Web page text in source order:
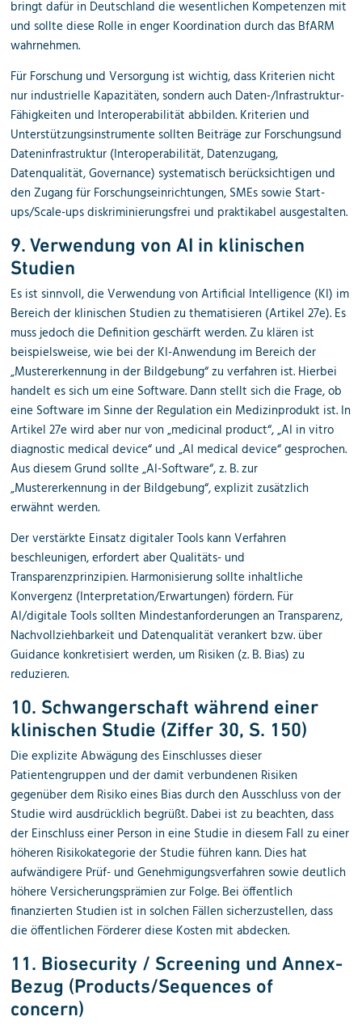
bringt dafür in Deutschland die wesentlichen Kompetenzen mit
und sollte diese Rolle in enger Koordination durch das BfARM
wahrnehmen.
Für Forschung und Versorgung ist wichtig, dass Kriterien nicht
nur industrielle Kapazitäten, sondern auch Daten-/Infrastruktur-
Fähigkeiten und Interoperabilität abbilden. Kriterien und
Unterstützungsinstrumente sollten Beiträge zur Forschungsund
Dateninfrastruktur (Interoperabilität, Datenzugang,
Datenqualität, Governance) systematisch berücksichtigen und
den Zugang für Forschungseinrichtungen, SMEs sowie Start-
ups/Scale-ups diskriminierungsfrei und praktikabel ausgestalten.
9. Verwendung von AI in klinischen
Studien
Es ist sinnvoll, die Verwendung von Artificial Intelligence (KI) im
Bereich der klinischen Studien zu thematisieren (Artikel 27e). Es
muss jedoch die Definition geschärft werden. Zu klären ist
beispielsweise, wie bei der KI-Anwendung im Bereich der
„Mustererkennung in der Bildgebung“ zu verfahren ist. Hierbei
handelt es sich um eine Software. Dann stellt sich die Frage, ob
eine Software im Sinne der Regulation ein Medizinprodukt ist. In
Artikel 27e wird aber nur von „medicinal product“, „AI in vitro
diagnostic medical device“ und „AI medical device“ gesprochen.
Aus diesem Grund sollte „AI-Software“, z. B. zur
„Mustererkennung in der Bildgebung“, explizit zusätzlich
erwähnt werden.
Der verstärkte Einsatz digitaler Tools kann Verfahren
beschleunigen, erfordert aber Qualitäts- und
Transparenzprinzipien. Harmonisierung sollte inhaltliche
Konvergenz (Interpretation/Erwartungen) fördern. Für
AI/digitale Tools sollten Mindestanforderungen an Transparenz,
Nachvollziehbarkeit und Datenqualität verankert bzw. über
Guidance konkretisiert werden, um Risiken (z. B. Bias) zu
reduzieren.
10. Schwangerschaft während einer
klinischen Studie (Ziffer 30, S. 150)
Die explizite Abwägung des Einschlusses dieser
Patientengruppen und der damit verbundenen Risiken
gegenüber dem Risiko eines Bias durch den Ausschluss von der
Studie wird ausdrücklich begrüßt. Dabei ist zu beachten, dass
der Einschluss einer Person in eine Studie in diesem Fall zu einer
höheren Risikokategorie der Studie führen kann. Dies hat
aufwändigere Prüf- und Genehmigungsverfahren sowie deutlich
höhere Versicherungsprämien zur Folge. Bei öffentlich
finanzierten Studien ist in solchen Fällen sicherzustellen, dass
die öffentlichen Förderer diese Kosten mit abdecken.
11. Biosecurity / Screening und Annex-
Bezug (Products/Sequences of
concern)